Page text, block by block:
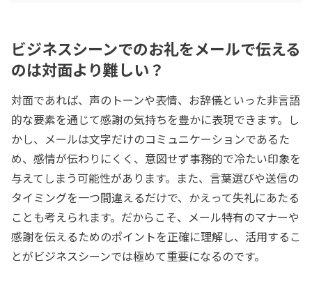
ビジネスシーンでのお礼をメールで伝える
のは対面より難しい？
対面であれば、声のトーンや表情、お辞儀といった非言語
的な要素を通じて感謝の気持ちを豊かに表現できます。し
かし、メールは文字だけのコミュニケーションであるた
め、感情が伝わりにくく、意図せず事務的で冷たい印象を
与えてしまう可能性があります。また、言葉選びや送信の
タイミングを一つ間違えるだけで、かえって失礼にあたる
ことも考えられます。だからこそ、メール特有のマナーや
感謝を伝えるためのポイントを正確に理解し、活用するこ
とがビジネスシーンでは極めて重要になるのです。